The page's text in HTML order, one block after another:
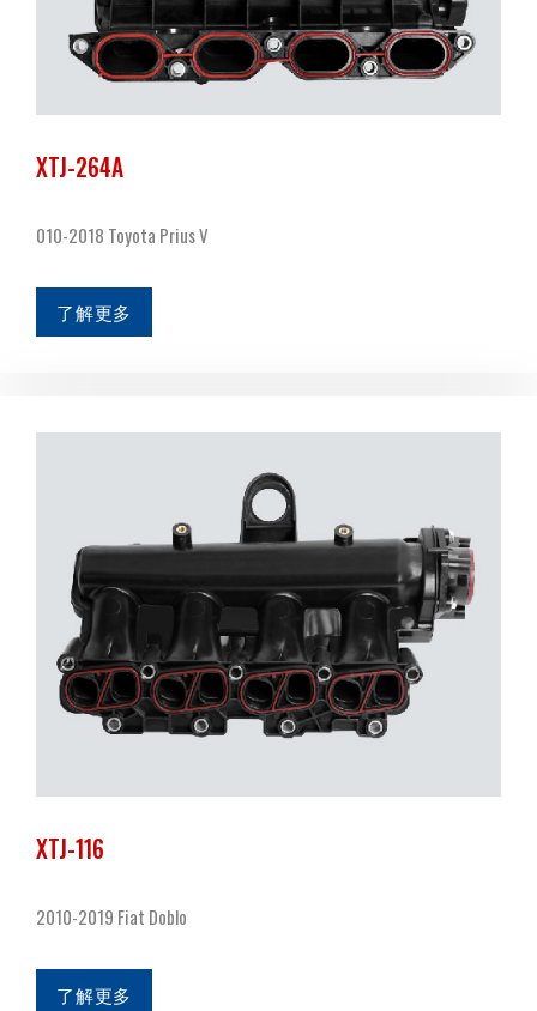
XTJ-264A
010-2018 Toyota Prius V
了解更多
XTJ-116
2010-2019 Fiat Doblo
了解更多